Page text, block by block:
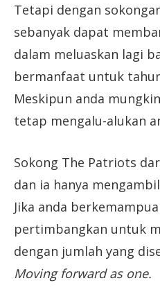
Tetapi dengan
sebanyak dapat
dalam meluaskan lagi
bermanfaat untuk
Meskipun anda
tetap mengalu-alukan
Sokong The Patriots
dan ia hanya
Jika anda
pertimbangkan untuk
dengan jumlah yang
Moving forward as one.